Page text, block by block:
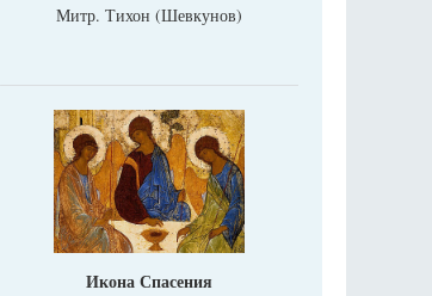
Митр. Тихон (Шевкунов)
Икона Спасения